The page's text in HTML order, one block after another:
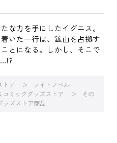
な力を手にしたイグニス。
いた一行は、鉱山を占拠す
とになる。しかし、そこで
トア
ライトノベル
コミックグッズストア
その
ッズストア商品